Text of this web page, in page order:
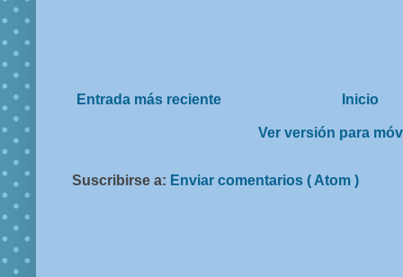
Entrada más reciente Inicio
Ver versión para
Suscribirse a: Enviar comentarios ( Atom )